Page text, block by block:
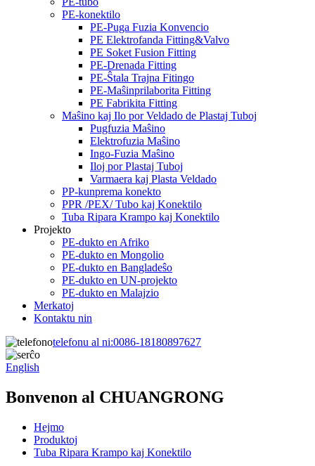
PE-konektilo
PE-Puga Fuzia Konvencio
PE Elektrofanda Fitting&Valvo
PE Soket Fusion Fitting
PE-Drenada Fitting
PE-Ŝtala Trajna Fitingo
PE-Maŝinprilaborita Fitting
PE Fabrikita Fitting
Maŝino kaj Ilo por Veldado de Plastaj Tuboj
Pugfuzia Maŝino
Elektrofuzia Maŝino
Ingo-Fuzia Maŝino
Iloj por Plastaj Tuboj
Varmaera kaj Plasta Veldado
PP-kunprema konekto
PPR /PEX/ Tubo kaj Konektilo
Tuba Ripara Krampo kaj Konektilo
Projekto
PE-dukto en Afriko
PE-dukto en Mongolio
PE-dukto en Bangladeŝo
PE-dukto en UN-projekto
PE-dukto en Malajzio
Merkatoj
Kontaktu nin
telefonu al ni:0086-18180897627
English
Bonvenon al CHUANGRONG
Hejmo
Produktoj
Tuba Ripara Krampo kaj Konektilo